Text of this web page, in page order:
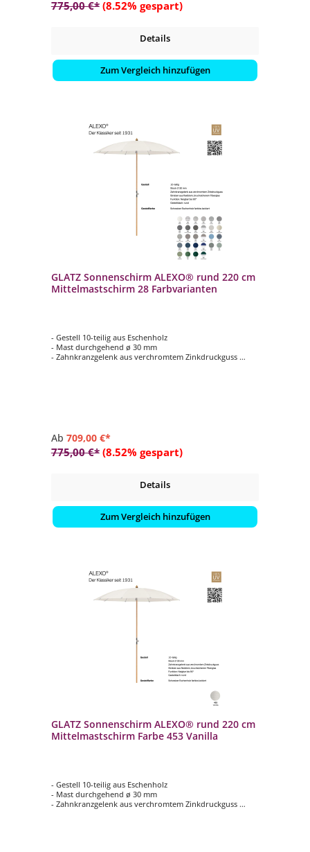
775,00 €* (8.52% gespart)
Details
Zum Vergleich hinzufügen
GLATZ Sonnenschirm ALEXO® rund 220 cm
Mittelmastschirm 28 Farbvarianten
- Gestell 10-teilig aus Eschenholz
- Mast durchgehend ø 30 mm
- Zahnkranzgelenk aus verchromtem Zinkdruckguss
Ab 709,00 €*
775,00 €* (8.52% gespart)
Details
Zum Vergleich hinzufügen
GLATZ Sonnenschirm ALEXO® rund 220 cm
Mittelmastschirm Farbe 453 Vanilla
- Gestell 10-teilig aus Eschenholz
- Mast durchgehend ø 30 mm
- Zahnkranzgelenk aus verchromtem Zinkdruckguss